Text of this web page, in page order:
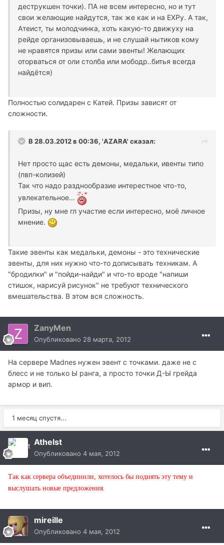
деструкшен точки). ПА не всем интересно, но и тут
свои желающие найдутся, так же как и на ЕХРу. А так,
Атеист, ты молодчинка, хоть какую-то движуху на
рейде организовываешь, и не слушай нытиков кому
не нравятся призы или сами эвенты! Желающих
оторваться от оли столба или мободр..битья всегда
найдётся)
Полностью солидарен с Катей. Призы зависят от
сложности.
В 28.03.2012 в 00:36, 'AZARA' сказал:
Нет просто щас есть демоны, медальки, ивенты типо
(пвп-колизей)
Так что надо разднообразие интерестное что-то,
увлекательное...
Призы, ну мне гл участие если интересно, моё личное
мнение.
Такие эвенты как медальки, демоны - это технические
эвенты, для них нужно что-то дописывать техникам. А
"бродилки" и "пойди-найди" и что-то вроде "напиши
стишок, нарисуй рисунок" не требуют технического
вмешательства. В этом вся сложность.
ZanyMen
Опубликовано 28 марта, 2012
На сервере Madnes нужен эвент с точками. даже не с
блесс и не только Ы ранга, а просто точки Д-Ы грейда
армор и вип.
1 месяц спустя...
Athelst
Опубликовано 4 мая, 2012
Так как сервера объединили, хотелось бы поднять эту тему и
выслушать новые предложения.
mireille
Опубликовано 4 мая, 2012